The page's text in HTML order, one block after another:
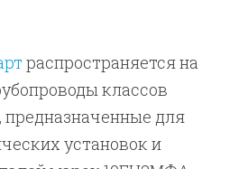
распространяется на
классов
предназначенные для
установок и